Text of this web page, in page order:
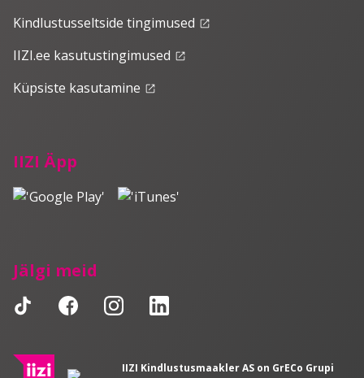
IIZI Äpp
Jälgi meid
Kindlustusseltside tingimused launch
IIZI.ee kasutustingimused launch
Küpsiste kasutamine launch
IIZI Kindlustusmaakler AS on GrECo Grupi